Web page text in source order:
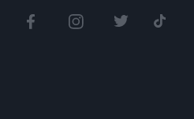
Έλα Κοντά στην Βαϊνιά
στην Ιεράπετρα και χτισμένο
Η εκπομπή ΕΛΑ ΚΟΝΤΑ